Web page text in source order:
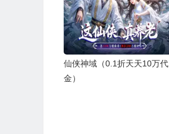
仙侠神域（0.1折天天10万代
金）